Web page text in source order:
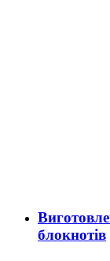
блокнотів